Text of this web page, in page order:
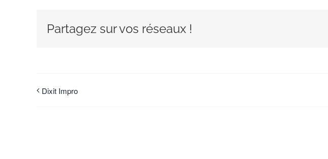
Partagez sur vos réseaux !
Dixit Impro